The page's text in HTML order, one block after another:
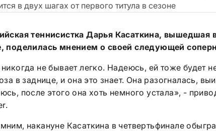
в двух шагах от первого титула в сезоне
теннисистка Дарья Касаткина, вышедшая
поделилась мнением о своей следующей
не бывает легко. Надеюсь, ей тоже будет
в заднице, и она это знает. Она разогналась,
после этого она хоть немного устала», -
накануне Касаткина в четвертьфинале